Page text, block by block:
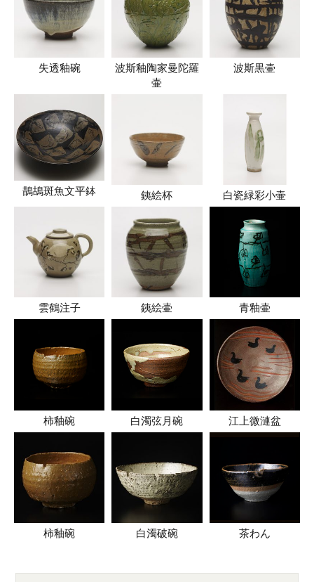
失透釉碗
波斯釉陶家曼陀羅
壷
波斯黒壷
鵲鴣斑魚文平鉢 銕絵杯 白瓷緑彩小壷
雲鶴注子 銕絵壷 青釉壷
柿釉碗 白濁弦月碗 江上微漣盆
柿釉碗 白濁破碗 茶わん